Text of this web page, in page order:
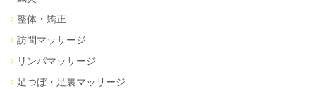
整体・矯正
訪問マッサージ
リンパマッサージ
足つぼ・足裏マッサージ